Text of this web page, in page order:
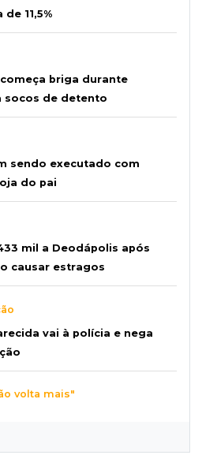
11,5%
briga durante
socos de detento
sendo executado com
do pai
mil a Deodápolis após
causar estragos
vai à polícia e nega
volta mais"